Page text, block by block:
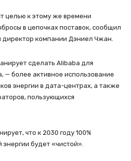
целью к этому же времени
в цепочках поставок, сообщил
директор компании Дэниел Чжан.
сделать Alibaba для
— более активное использование
энергии в дата-центрах, а также
пользующихся
что к 2030 году 100%
будет «чистой».